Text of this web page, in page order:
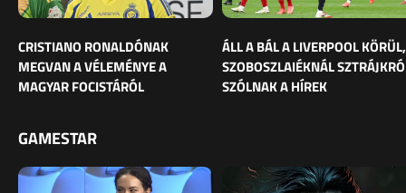
CRISTIANO RONALDÓNAK
MEGVAN A VÉLEMÉNYE A
MAGYAR FOCISTÁRÓL
ÁLL A BÁL A LIVERPOOL KÖRÜL,
SZOBOSZLAIÉKNÁL
SZÓLNAK A HÍREK
GAMESTAR